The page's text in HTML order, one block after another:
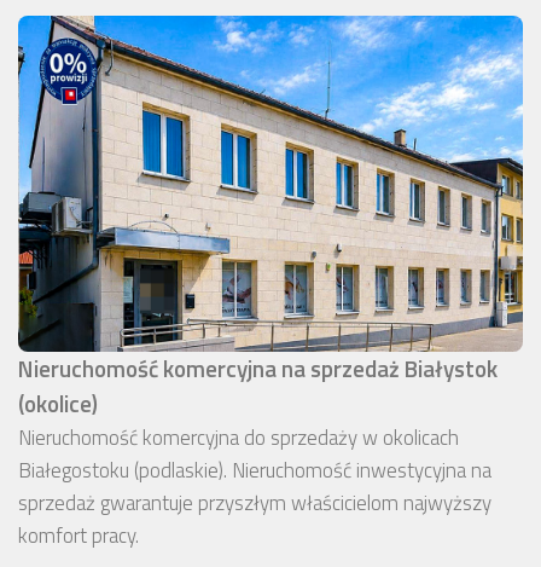
Nieruchomość komercyjna na sprzedaż Białystok
(okolice)
Nieruchomość komercyjna do sprzedaży w okolicach
Białegostoku (podlaskie). Nieruchomość inwestycyjna na
sprzedaż gwarantuje przyszłym właścicielom najwyższy
komfort pracy.